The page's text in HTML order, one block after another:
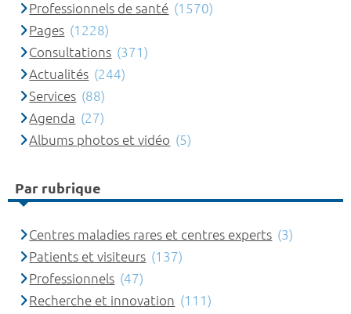
Professionnels de santé (1570)
Pages (1228)
Consultations (371)
Actualités (244)
Services (88)
Agenda (27)
Albums photos et vidéo (5)
Par rubrique
Centres maladies rares et centres experts (3)
Patients et visiteurs (137)
Professionnels (47)
Recherche et innovation (111)